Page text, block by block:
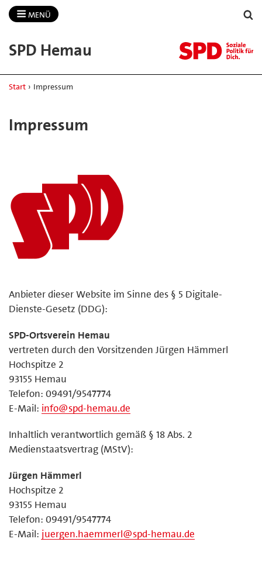
MENÜ
SPD Hemau
Start › Impressum
Impressum
Anbieter dieser Website im Sinne des § 5 Digitale-
Dienste-Gesetz (DDG):
SPD-Ortsverein Hemau
vertreten durch den Vorsitzenden Jürgen Hämmerl
Hochspitze 2
93155 Hemau
Telefon: 09491/9547774
E-Mail: info@spd-hemau.de
Inhaltlich verantwortlich gemäß § 18 Abs. 2
Medienstaatsvertrag (MStV):
Jürgen Hämmerl
Hochspitze 2
93155 Hemau
Telefon: 09491/9547774
E-Mail: juergen.haemmerl@spd-hemau.de